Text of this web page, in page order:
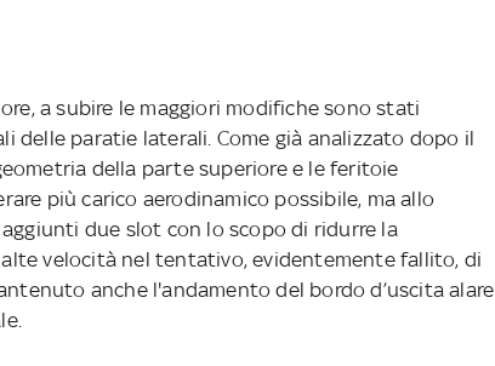
a subire le maggiori modifiche sono stati
delle paratie laterali. Come già analizzato dopo il
della parte superiore e le feritoie
più carico aerodinamico possibile, ma allo
due slot con lo scopo di ridurre la
alte velocità nel tentativo, evidentemente fallito, di
anche l'andamento del bordo d’uscita alare